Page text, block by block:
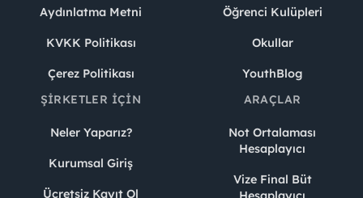
Aydınlatma Metni
KVKK Politikası
Çerez Politikası
Öğrenci Kulüpleri
Okullar
YouthBlog
ŞIRKETLER İÇIN
Neler Yaparız?
Kurumsal Giriş
Ücretsiz Kayıt Ol
ARAÇLAR
Not Ortalaması
Hesaplayıcı
Vize Final Büt